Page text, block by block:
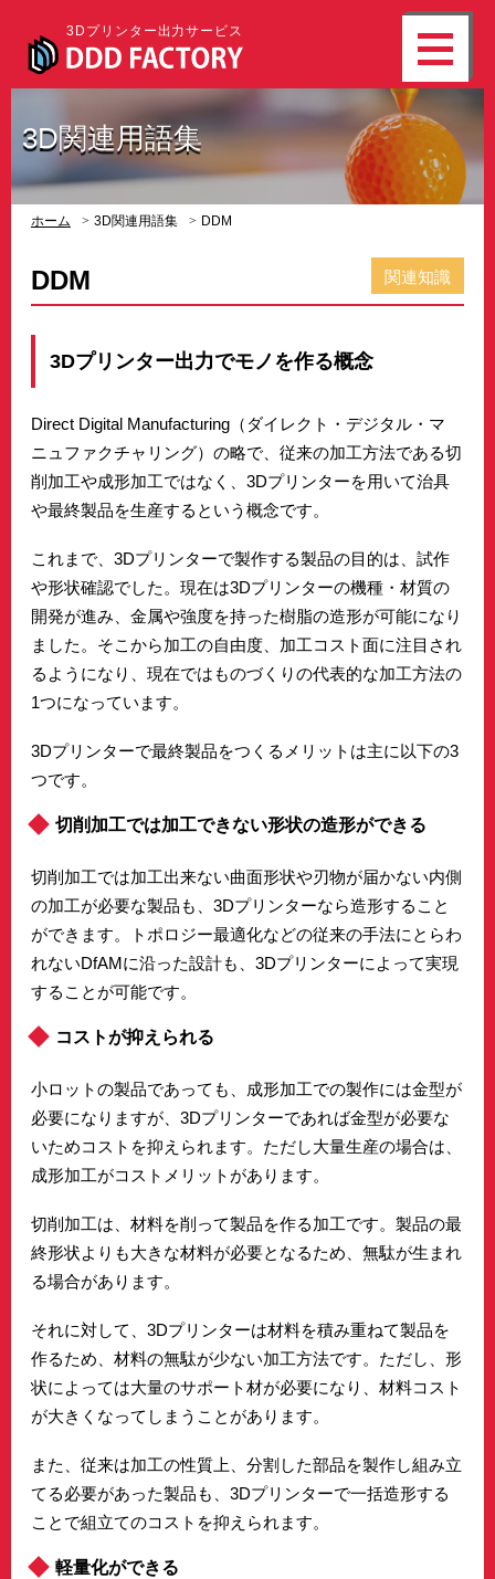
3Dプリンター出力サービス
3D関連用語集
ホーム 3D関連用語集 DDM
DDM 関連知識
3Dプリンター出力でモノを作る概念
Direct Digital Manufacturing（ダイレクト・デジタル・マ
ニュファクチャリング）の略で、従来の加工方法である切
削加工や成形加工ではなく、3Dプリンターを用いて治具
や最終製品を生産するという概念です。
これまで、3Dプリンターで製作する製品の目的は、試作
や形状確認でした。現在は3Dプリンターの機種・材質の
開発が進み、金属や強度を持った樹脂の造形が可能になり
ました。そこから加工の自由度、加工コスト面に注目され
るようになり、現在ではものづくりの代表的な加工方法の
1つになっています。
3Dプリンターで最終製品をつくるメリットは主に以下の3
つです。
切削加工では加工できない形状の造形ができる
切削加工では加工出来ない曲面形状や刃物が届かない内側
の加工が必要な製品も、3Dプリンターなら造形すること
ができます。トポロジー最適化などの従来の手法にとらわ
れないDfAMに沿った設計も、3Dプリンターによって実現
することが可能です。
コストが抑えられる
小ロットの製品であっても、成形加工での製作には金型が
必要になりますが、3Dプリンターであれば金型が必要な
いためコストを抑えられます。ただし大量生産の場合は、
成形加工がコストメリットがあります。
切削加工は、材料を削って製品を作る加工です。製品の最
終形状よりも大きな材料が必要となるため、無駄が生まれ
る場合があります。
それに対して、3Dプリンターは材料を積み重ねて製品を
作るため、材料の無駄が少ない加工方法です。ただし、形
状によっては大量のサポート材が必要になり、材料コスト
が大きくなってしまうことがあります。
また、従来は加工の性質上、分割した部品を製作し組み立
てる必要があった製品も、3Dプリンターで一括造形する
ことで組立てのコストを抑えられます。
軽量化ができる